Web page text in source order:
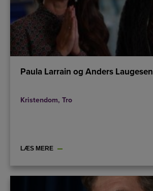
Paula Larrain og Anders Laugesen
Kristendom, Tro
LÆS MERE